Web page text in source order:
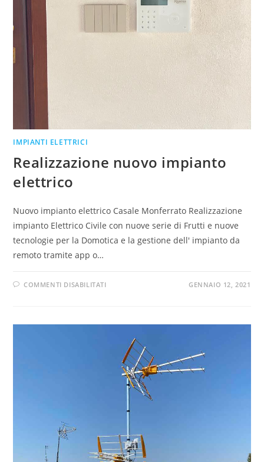
IMPIANTI ELETTRICI
Realizzazione nuovo impianto
elettrico
Nuovo impianto elettrico Casale Monferrato Realizzazione
impianto Elettrico Civile con nuove serie di Frutti e nuove
tecnologie per la Domotica e la gestione dell' impianto da
remoto tramite app o…
COMMENTI DISABILITATI GENNAIO 12, 2021